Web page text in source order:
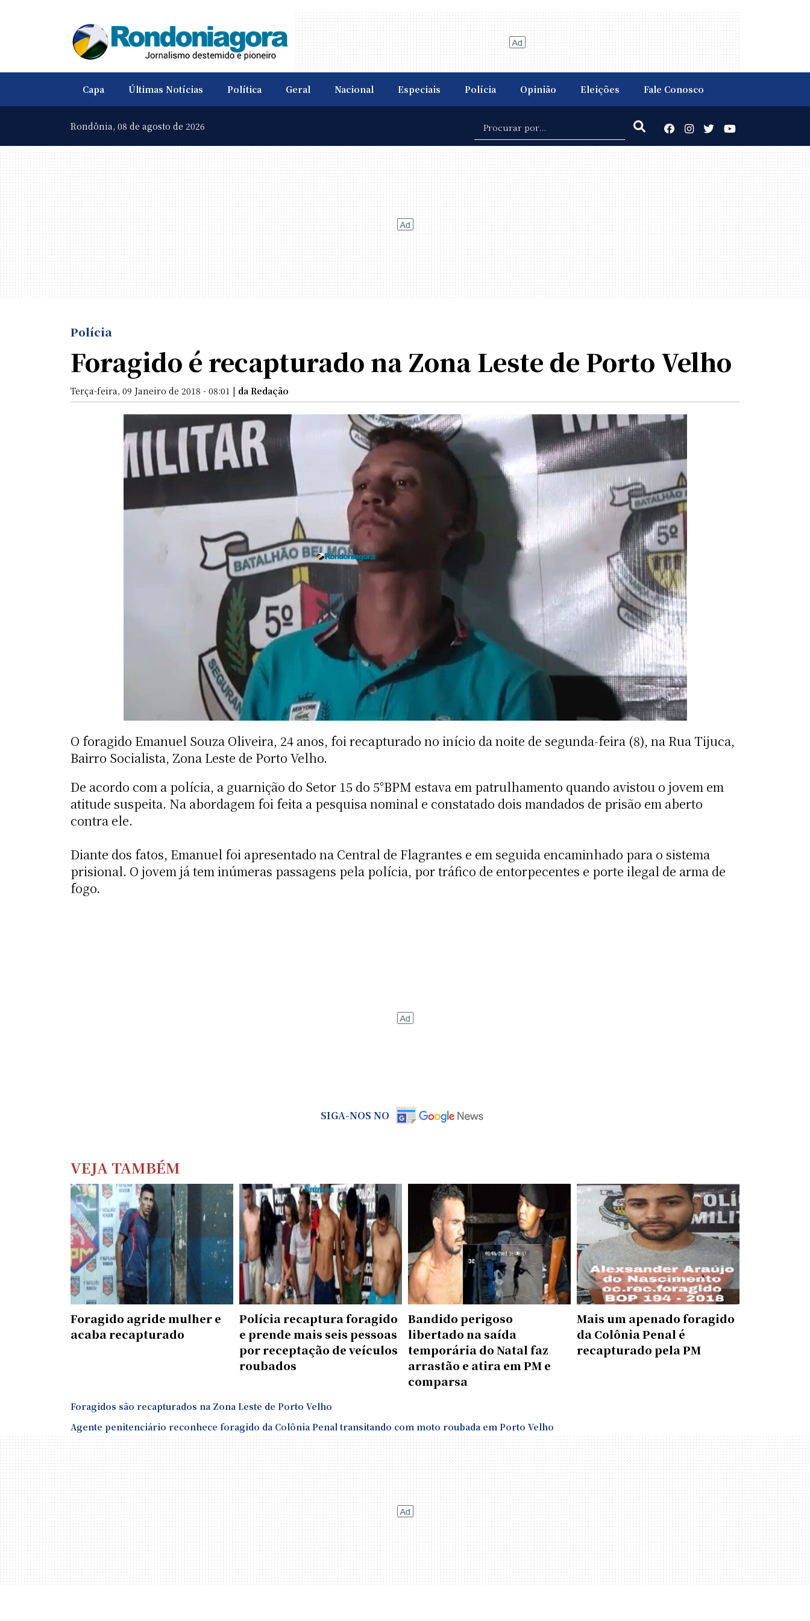
Capa Últimas Notícias Política Geral Nacional Especiais Polícia Opinião Eleições Fale Conosco
Rondônia, 08 de agosto de 2026
Polícia
Foragido é recapturado na Zona Leste de Porto Velho
Terça-feira, 09 Janeiro de 2018 - 08:01 | da Redação
O foragido Emanuel Souza Oliveira, 24 anos, foi recapturado no início da noite de segunda-feira (8), na Rua Tijuca,
Bairro Socialista, Zona Leste de Porto Velho.
De acordo com a polícia, a guarnição do Setor 15 do 5°BPM estava em patrulhamento quando avistou o jovem em
atitude suspeita. Na abordagem foi feita a pesquisa nominal e constatado dois mandados de prisão em aberto
contra ele.
Diante dos fatos, Emanuel foi apresentado na Central de Flagrantes e em seguida encaminhado para o sistema
prisional. O jovem já tem inúmeras passagens pela polícia, por tráfico de entorpecentes e porte ilegal de arma de
fogo.
SIGA-NOS NO
VEJA TAMBÉM
Foragido agride mulher e
acaba recapturado
Polícia recaptura foragido
e prende mais seis pessoas
por receptação de veículos
roubados
Bandido perigoso
libertado na saída
temporária do Natal faz
arrastão e atira em PM e
comparsa
Mais um apenado foragido
da Colônia Penal é
recapturado pela PM
Foragidos são recapturados na Zona Leste de Porto Velho
Agente penitenciário reconhece foragido da Colônia Penal transitando com moto roubada em Porto Velho